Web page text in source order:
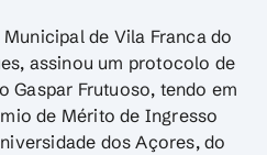
de Vila Franca do
assinou um protocolo de
Gaspar Frutuoso, tendo em
de Mérito de Ingresso
dos Açores, do